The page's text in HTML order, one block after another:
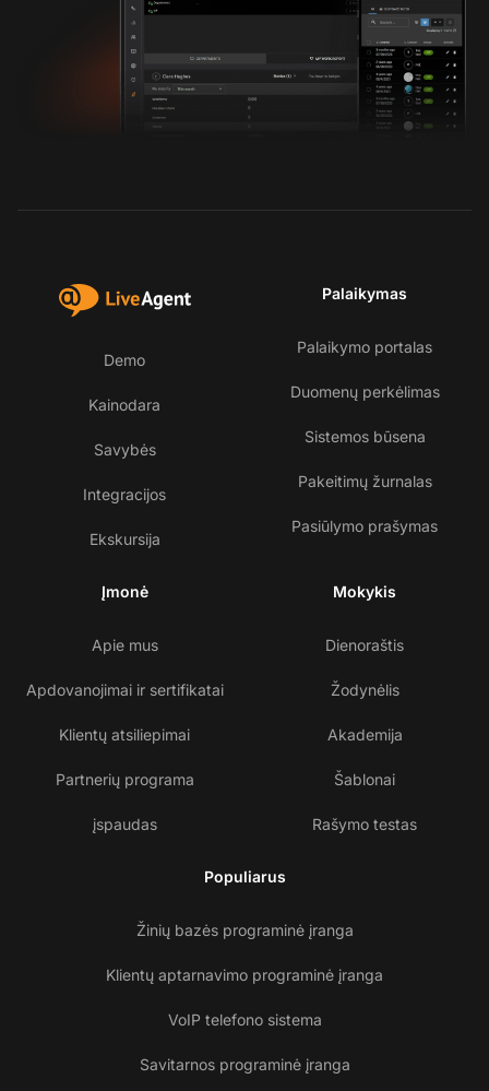
Demo
Kainodara
Savybės
Integracijos
Ekskursija
Palaikymas
Palaikymo portalas
Duomenų perkėlimas
Sistemos būsena
Pakeitimų žurnalas
Pasiūlymo prašymas
Įmonė
Apie mus
Apdovanojimai ir sertifikatai
Klientų atsiliepimai
Partnerių programa
įspaudas
Mokykis
Dienoraštis
Žodynėlis
Akademija
Šablonai
Rašymo testas
Populiarus
Žinių bazės programinė įranga
Klientų aptarnavimo programinė įranga
VoIP telefono sistema
Savitarnos programinė įranga